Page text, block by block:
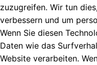
zuzugreifen. Wir tun
verbessern und um
Wenn Sie diesen
Daten wie das
Website verarbeiten.